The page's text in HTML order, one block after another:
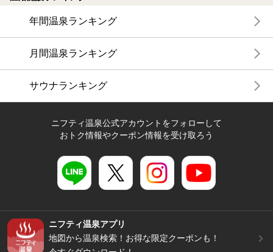
年間温泉ランキング
月間温泉ランキング
サウナランキング
ニフティ温泉公式アカウントをフォローして
おトク情報やクーポン情報を受け取ろう
ニフティ温泉アプリ
地図から温泉検索！お得な限定クーポンも！